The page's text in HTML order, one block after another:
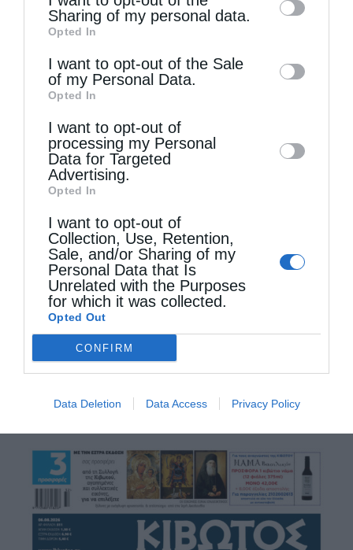
information by third parties on the IAB’s list
of downstream participants. This
information may also be disclosed by us to
third parties on theIAB’s List of
Downstream Participants
disclose it to other third parties.
Sharing of my personal data.
Opted In
I want to opt-out of the Sale
of my Personal Data.
Opted In
I want to opt-out of
processing my Personal
Data for Targeted
Advertising.
Opted In
I want to opt-out of
Collection, Use, Retention,
Sale, and/or Sharing of my
Personal Data that Is
Unrelated with the Purposes
for which it was collected.
Opted Out
CONFIRM
Data Deletion Data Access Privacy Policy
Ο Φύλακας Άγγελος: ο πιο παραμελημένος
φίλος μας (βίντεο)
christina 13 Ιουλίου 2021
Το σύντομο βίντεο αναφερεται στον φύλακα
άγγελο, που σύμφωνα με τη διδασκαλία και
αγγελολογία της Εκκλησίας μας, κάθε
άνθρωπος φέρει, από την ώρα του
Μυστηρίου του Βαπτίσματος.